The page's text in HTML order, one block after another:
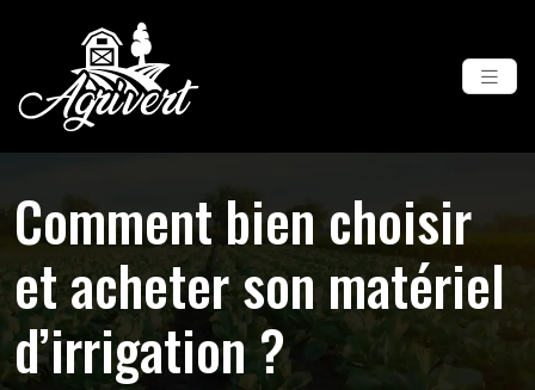
Comment bien choisir
et acheter son matériel
d’irrigation ?